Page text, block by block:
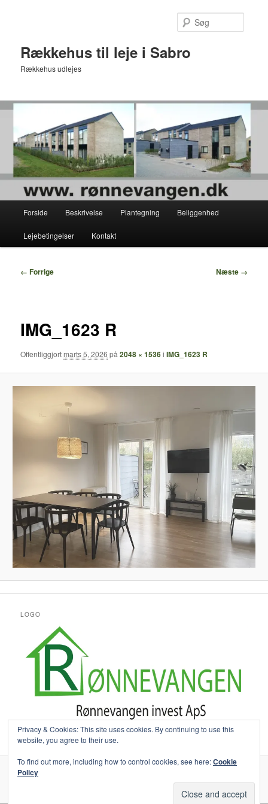
Rækkehus til leje i Sabro
Rækkehus udlejes
Forside Beskrivelse Plantegning Beliggenhed
Lejebetingelser Kontakt
Billednavigation
← Forrige Næste →
IMG_1623 R
Offentliggjortmarts 5, 2026 på2048 × 1536iIMG_1623 R
LOGO
Privacy & Cookies: This site uses cookies. By continuing to use this
website, you agree to their use.
To find out more, including how to control cookies, see here:Cookie
Policy